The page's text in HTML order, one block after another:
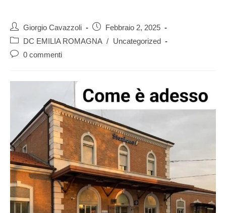
Giorgio Cavazzoli
Febbraio 2, 2025
DC EMILIA ROMAGNA /
Uncategorized
0 commenti